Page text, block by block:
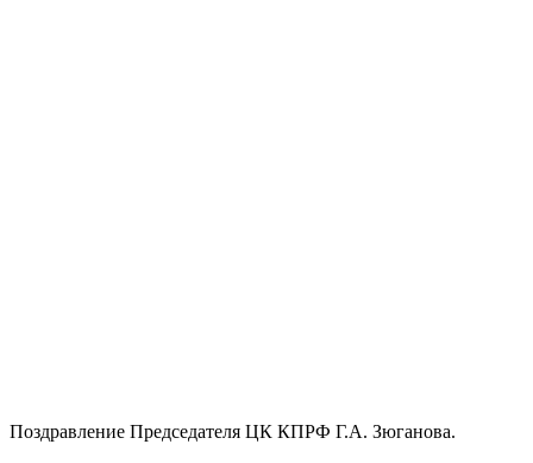
Поздравление Председателя ЦК КПРФ Г.А. Зюганова.